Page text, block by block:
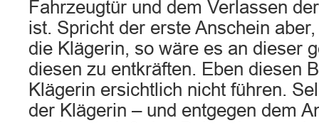
Fahrzeugtür und dem Verlassen
ist. Spricht der erste Anschein
die Klägerin, so wäre es an dieser
diesen zu entkräften. Eben diesen
Klägerin ersichtlich nicht führen.
der Klägerin – und entgegen dem